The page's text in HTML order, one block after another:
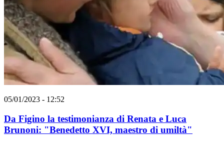
05/01/2023 - 12:52
Da Figino la testimonianza di Renata e Luca
Brunoni: "Benedetto XVI, maestro di umiltà"